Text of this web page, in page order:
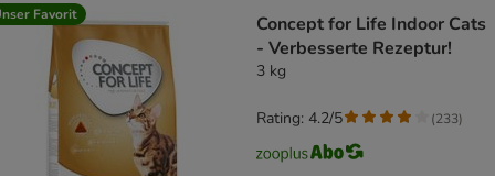
Favorit
Concept for Life Indoor Cats
- Verbesserte Rezeptur!
3 kg
Rating: 4.2/5 (233)